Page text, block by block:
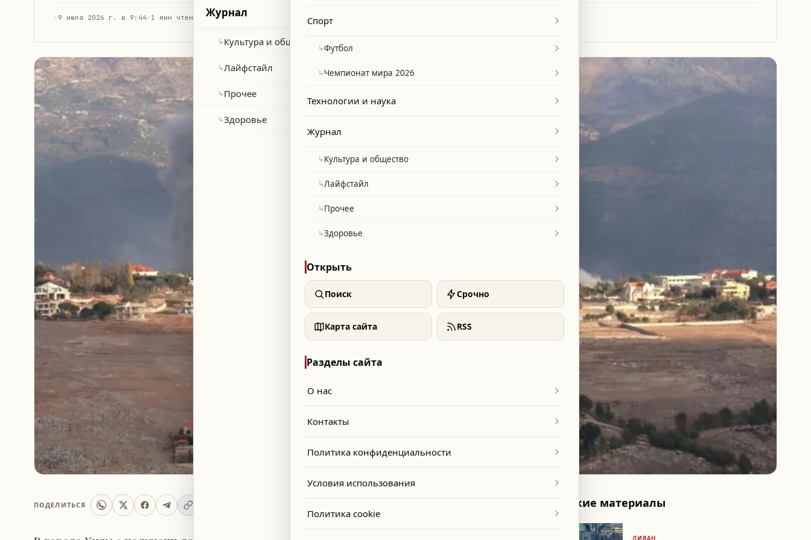
· 9 июля 2026 г. в 9:44 · 1 мин чтения
ПОДЕЛИТЬСЯ Похожие материалы
ЛИВАН
Журнал
↳Культура и общество
↳Лайфстайл
↳Прочее
↳Здоровье
Спорт
↳Футбол
↳Чемпионат мира 2026
Технологии и наука
Журнал
↳Культура и общество
↳Лайфстайл
↳Прочее
↳Здоровье
Открыть
Поиск Срочно
Карта сайта RSS
Разделы сайта
О нас
Контакты
Политика конфиденциальности
Условия использования
Политика cookie